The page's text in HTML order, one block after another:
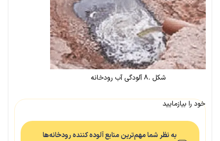
شکل .۸ آلودگی آب رودخانه
خود را بیازمایید
به نظر شما مهم‌ترین منابع آلوده کننده رودخانه‌ها